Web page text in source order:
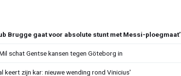
Brugge gaat voor absolute stunt met Messi-ploegmaat’
schat Gentse kansen tegen Göteborg in
keert zijn kar: nieuwe wending rond Vinicius'